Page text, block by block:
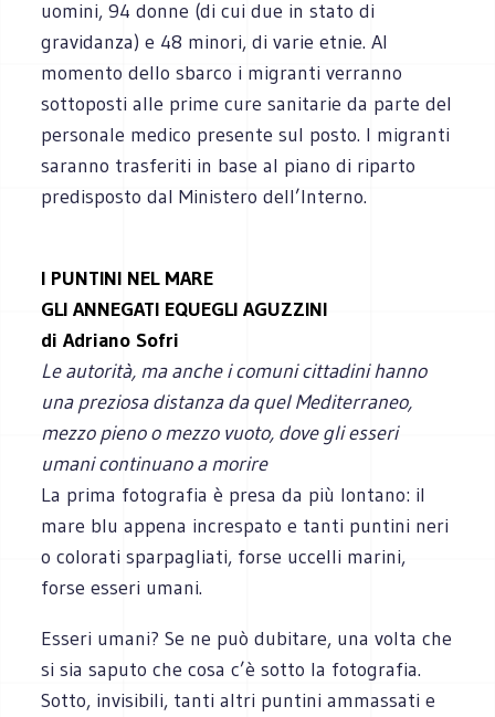
uomini, 94 donne (di cui due in stato di
gravidanza) e 48 minori, di varie etnie. Al
momento dello sbarco i migranti verranno
sottoposti alle prime cure sanitarie da parte del
personale medico presente sul posto. I migranti
saranno trasferiti in base al piano di riparto
predisposto dal Ministero dell’Interno.
I PUNTINI NEL MARE
GLI ANNEGATI EQUEGLI AGUZZINI
di Adriano Sofri
Le autorità, ma anche i comuni cittadini hanno
una preziosa distanza da quel Mediterraneo,
mezzo pieno o mezzo vuoto, dove gli esseri
umani continuano a morire
La prima fotografia è presa da più lontano: il
mare blu appena increspato e tanti puntini neri
o colorati sparpagliati, forse uccelli marini,
forse esseri umani.
Esseri umani? Se ne può dubitare, una volta che
si sia saputo che cosa c’è sotto la fotografia.
Sotto, invisibili, tanti altri puntini ammassati e